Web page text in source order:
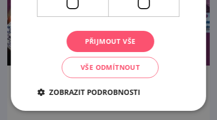
PŘIJMOUT VŠE
VŠE ODMÍTNOUT
ZOBRAZIT PODROBNOSTI